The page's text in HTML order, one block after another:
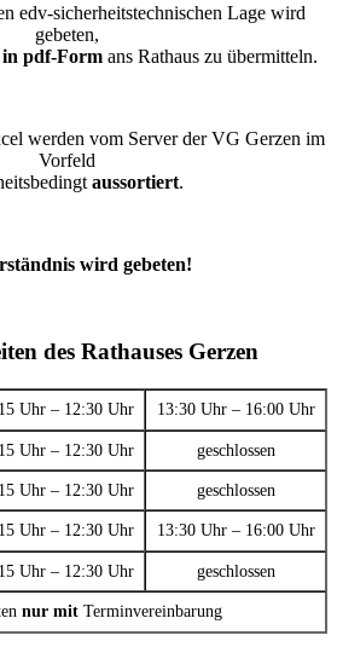
edv-sicherheitstechnischen Lage wird
gebeten,
pdf-Formans Rathaus zu übermitteln.
werden vom Server der VG Gerzen im
Vorfeld
aussortiert.
wird gebeten!
des Rathauses Gerzen
Uhr – 12:30 Uhr 13:30 Uhr – 16:00 Uhr
Uhr – 12:30 Uhr geschlossen
Uhr – 12:30 Uhr geschlossen
Uhr – 12:30 Uhr 13:30 Uhr – 16:00 Uhr
Uhr – 12:30 Uhr geschlossen
nur mit Terminvereinbarung